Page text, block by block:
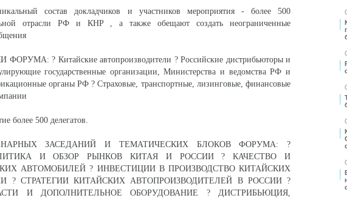
состав докладчиков и участников мероприятия - более 500
отрасли РФ и КНР , а также обещают создать неограниченные
? Китайские автопроизводители ? Российские дистрибьюторы и
государственные организации, Министерства и ведомства РФ и
органы РФ ? Страховые, транспортные, лизинговые, финансовые
более 500 делегатов.
ЗАСЕДАНИЙ И ТЕМАТИЧЕСКИХ БЛОКОВ ФОРУМА: ?
И ОБЗОР РЫНКОВ КИТАЯ И РОССИИ ? КАЧЕСТВО И
АВТОМОБИЛЕЙ ? ИНВЕСТИЦИИ В ПРОИЗВОДСТВО КИТАЙСКИХ
? СТРАТЕГИИ КИТАЙСКИХ АВТОПРОИЗВОДИТЕЛЕЙ В РОССИИ ?
И ДОПОЛНИТЕЛЬНОЕ ОБОРУДОВАНИЕ ? ДИСТРИБЬЮЦИЯ,